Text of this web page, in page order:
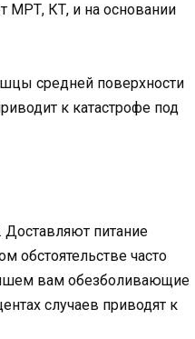
МРТ, КТ, и на основании
средней поверхности
к катастрофе под
питание
обстоятельстве часто
вам обезболивающие
случаев приводят к